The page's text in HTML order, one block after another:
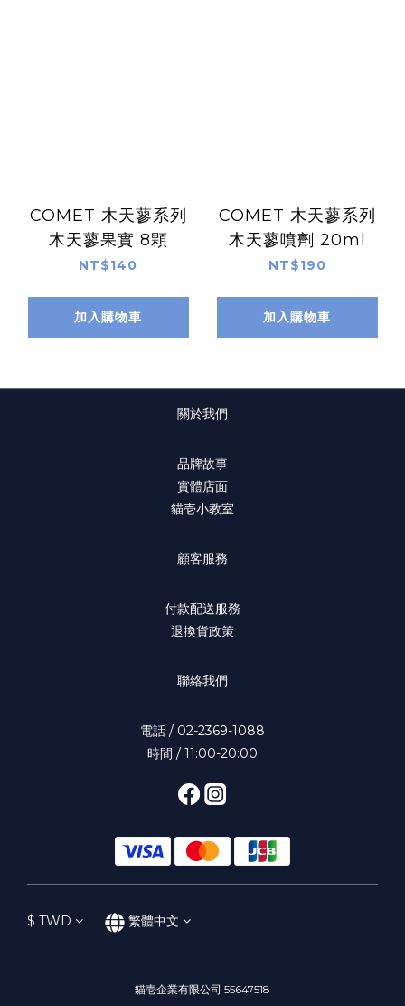
COMET 木天蓼系列
木天蓼果實 8顆
NT$140
加入購物車
COMET 木天蓼系列
木天蓼噴劑 20ml
NT$190
加入購物車
關於我們
品牌故事
實體店面
貓壱小教室
顧客服務
付款配送服務
退換貨政策
聯絡我們
電話 / 02-2369-1088
時間 / 11:00-20:00
$ TWD 繁體中文
貓壱企業有限公司 55647518